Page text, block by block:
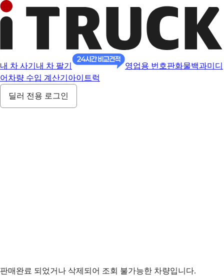
내 차 사기 내 차 팔기 영업용 번호판화물백과미디
어 차량 수입 계산기 아이트럭
딜러 전용 로그인
판매완료 되었거나 삭제되어 조회 불가능한 차량입니다.